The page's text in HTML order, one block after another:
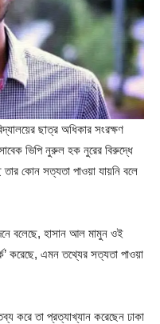
ছাত্র অধিকার সংরক্ষণ
ভিপি নুরুল হক নুরের বিরুদ্ধে
কোন সত্যতা পাওয়া যায়নি বলে
বলেছে, হাসান আল মামুন ওই
করেছে, এমন তথ্যের সত্যতা পাওয়া
করে তা প্রত্যাখ্যান করেছেন ঢাকা